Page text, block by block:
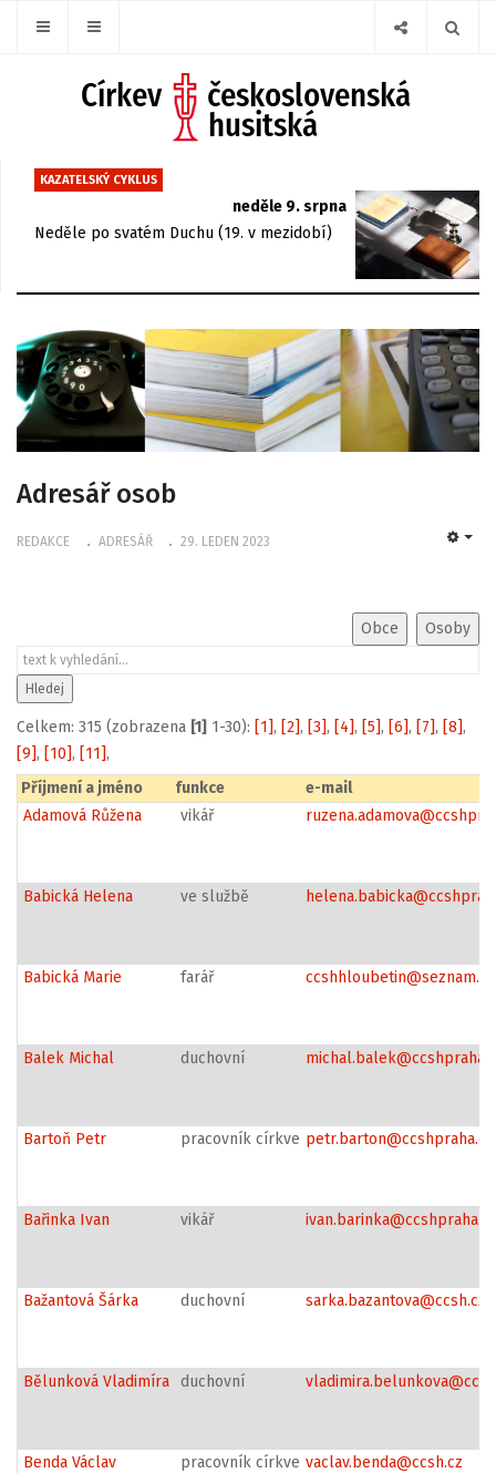
KAZATELSKÝ CYKLUS
neděle 9. srpna
Neděle po svatém Duchu (19. v mezidobí)
Adresář osob
REDAKCE ADRESÁŘ 29. LEDEN 2023
Celkem: 315 (zobrazena [1] 1-30): [1], [2], [3], [4], [5], [6], [7], [8],
[9], [10], [11],
Příjmení a jméno
funkce
e-mail
Adamová Růžena
vikář
Babická Helena ve službě
Babická Marie farář ccshhloubetin@seznam.cz
Balek Michal duchovní
Bartoň Petr pracovník církve petr.barton@ccshpraha.cz
Bařinka Ivan vikář ivan.barinka@ccshpraha.cz
Bažantová Šárka duchovní sarka.bazantova@ccsh.cz
Bělunková Vladimíra duchovní
Benda Václav pracovník církve vaclav.benda@ccsh.cz